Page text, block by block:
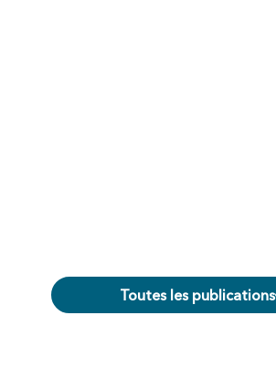
Toutes les publications